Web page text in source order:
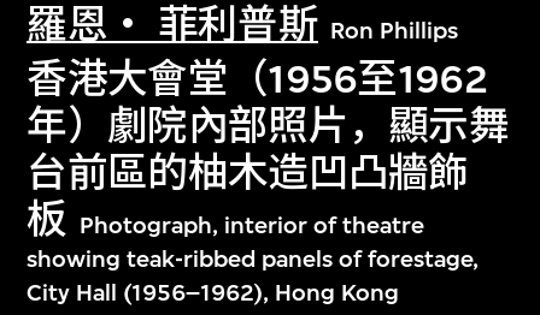
羅恩‧ 菲利普斯 Ron Phillips
香港大會堂（1956至1962
年）劇院內部照片，顯示舞
台前區的柚木造凹凸牆飾
板 Photograph, interior of theatre
showing teak-ribbed panels of forestage,
City Hall (1956–1962), Hong Kong